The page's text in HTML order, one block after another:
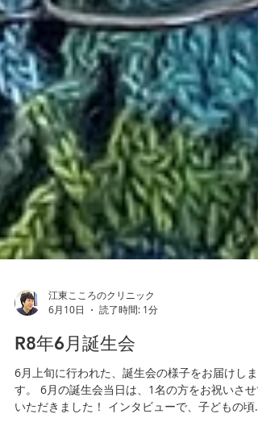
江東こころのクリニック
6月10日
読了時間: 1分